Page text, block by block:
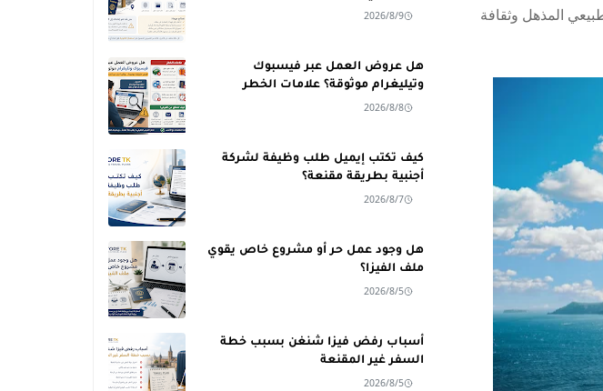
المذهل وثقافة
2026/8/9
هل عروض العمل عبر فيسبوك
وتيليغرام موثوقة؟ علامات الخطر
2026/8/8
كيف تكتب إيميل طلب وظيفة لشركة
أجنبية بطريقة مقنعة؟
2026/8/7
هل وجود عمل حر أو مشروع خاص يقوي
ملف الفيزا؟
2026/8/5
أسباب رفض فيزا شنغن بسبب خطة
السفر غير المقنعة
2026/8/5